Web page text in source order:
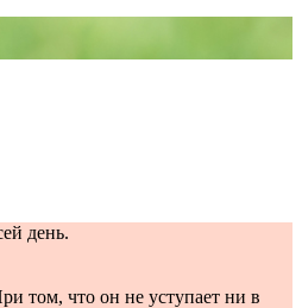
день.
том, что он не уступает ни в